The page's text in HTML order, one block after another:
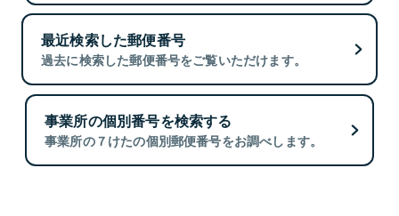
最近検索した郵便番号
過去に検索した郵便番号をご覧いただけます。
事業所の個別番号を検索する
事業所の７けたの個別郵便番号をお調べします。